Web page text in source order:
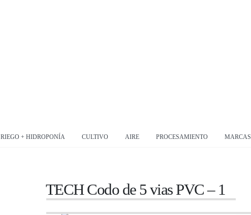
RIEGO + HIDROPONÍA CULTIVO AIRE PROCESAMIENTO MARCAS
TECH Codo de 5 vias PVC – 1